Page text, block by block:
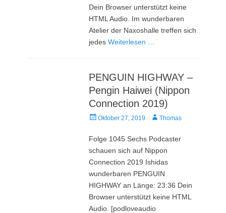
Dein Browser unterstützt keine
HTML Audio. Im wunderbaren
Atelier der Naxoshalle treffen sich
jedesWeiterlesen …
PENGUIN HIGHWAY –
Pengin Haiwei (Nippon
Connection 2019)
Veröffentlicht
Oktober 27, 2019 AutorThomas
Folge 1045 Sechs Podcaster
schauen sich auf Nippon
Connection 2019 Ishidas
wunderbaren PENGUIN
HIGHWAY an Länge: 23:36 Dein
Browser unterstützt keine HTML
Audio. [podloveaudio